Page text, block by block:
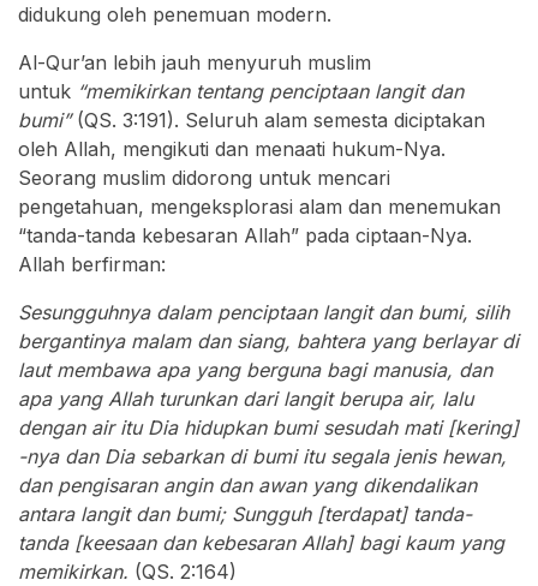
didukung oleh penemuan modern.
Al-Qur’an lebih jauh menyuruh muslim
untuk “memikirkan tentang penciptaan langit dan
bumi”(QS. 3:191). Seluruh alam semesta diciptakan
oleh Allah, mengikuti dan menaati hukum-Nya.
Seorang muslim didorong untuk mencari
pengetahuan, mengeksplorasi alam dan menemukan
“tanda-tanda kebesaran Allah” pada ciptaan-Nya.
Allah berfirman:
Sesungguhnya dalam penciptaan langit dan bumi, silih
bergantinya malam dan siang, bahtera yang berlayar di
laut membawa apa yang berguna bagi manusia, dan
apa yang Allah turunkan dari langit berupa air, lalu
dengan air itu Dia hidupkan bumi sesudah mati [kering]
-nya dan Dia sebarkan di bumi itu segala jenis hewan,
dan pengisaran angin dan awan yang dikendalikan
antara langit dan bumi; Sungguh [terdapat] tanda-
tanda [keesaan dan kebesaran Allah] bagi kaum yang
memikirkan. (QS. 2:164)